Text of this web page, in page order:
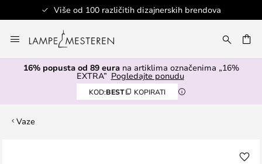
Više od 100 različitih dizajnerskih brendova
to
Content
16% popusta od 89 eurana artiklima označenima „16%
EXTRA” Pogledajte ponudu
KOD:BEST KOPIRATI
Vaze